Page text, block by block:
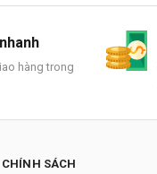
hàng trong
CHÍNH SÁCH